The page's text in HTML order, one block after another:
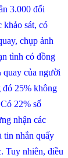
3.000 đối
khảo sát, có
chụp ảnh
tình có đồng
quay của người
đó 25% không
22% số
nhận các
tin nhắn quấy
Tuy nhiên, điều